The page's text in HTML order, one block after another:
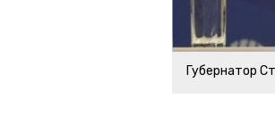
Губернатор